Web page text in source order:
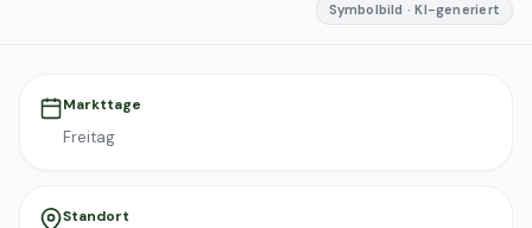
Symbolbild · KI-generiert
Markttage
Freitag
Standort